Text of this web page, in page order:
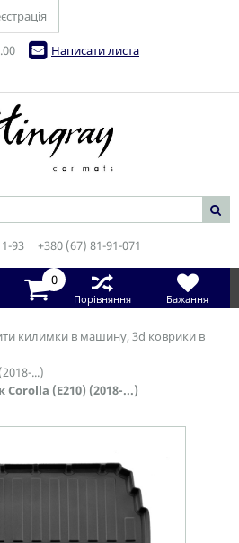
килимки в машину, 3d коврики в
...)
(E210) (2018-...)
Написати листа
93 +380 (67) 81-91-071
0
Порівняння Бажання